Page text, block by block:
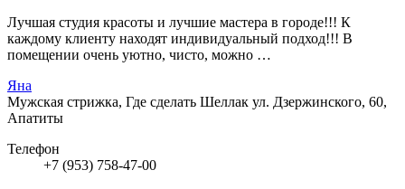
Лучшая студия красоты и лучшие мастера в городе!!! К
каждому клиенту находят индивидуальный подход!!! В
помещении очень уютно, чисто, можно …
Яна
Мужская стрижка, Где сделать Шеллак ул. Дзержинского, 60,
Апатиты
Телефон
+7 (953) 758-47-00